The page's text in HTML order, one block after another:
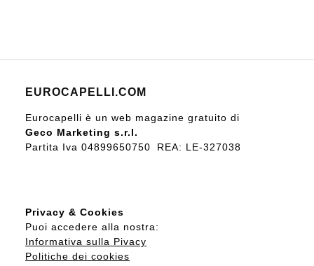
EUROCAPELLI.COM
Eurocapelli è un web magazine gratuito di
Geco Marketing s.r.l.
Partita Iva 04899650750 REA: LE-327038
Privacy & Cookies
Puoi accedere alla nostra:
Informativa sulla Pivacy
Politiche dei cookies